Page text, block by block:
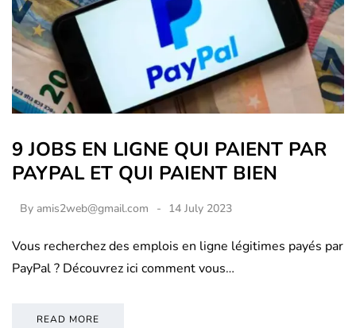
9 JOBS EN LIGNE QUI PAIENT PAR
PAYPAL ET QUI PAIENT BIEN
By amis2web@gmail.com 14 July 2023
Vous recherchez des emplois en ligne légitimes payés par
PayPal ? Découvrez ici comment vous…
READ MORE